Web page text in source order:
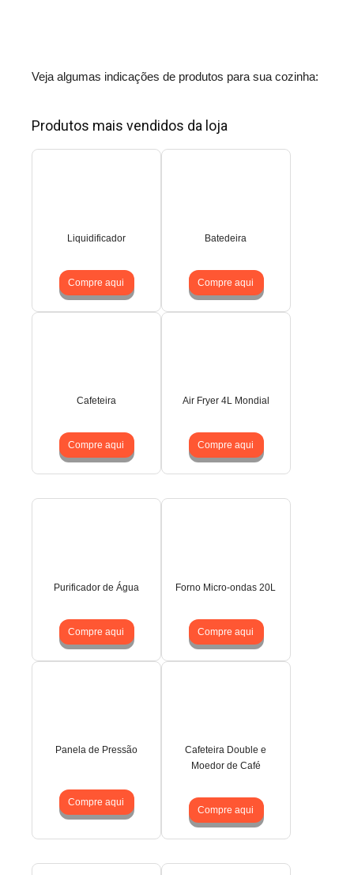
Veja algumas indicações de produtos para sua cozinha:
Produtos mais vendidos da loja
Liquidificador
Compre aqui
Batedeira
Compre aqui
Cafeteira
Compre aqui
Air Fryer 4L Mondial
Compre aqui
Purificador de Água
Compre aqui
Forno Micro-ondas 20L
Compre aqui
Panela de Pressão
Compre aqui
Cafeteira Double e
Moedor de Café
Compre aqui